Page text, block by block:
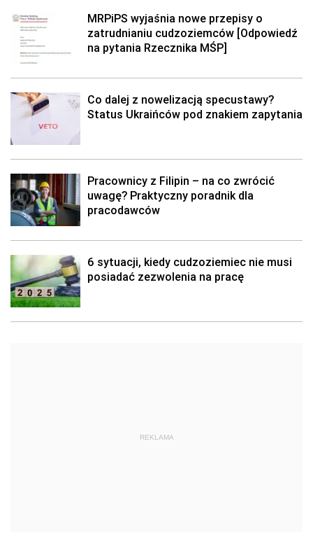
MRPiPS wyjaśnia nowe przepisy o
zatrudnianiu cudzoziemców [Odpowiedź
na pytania Rzecznika MŚP]
Co dalej z nowelizacją specustawy?
Status Ukraińców pod znakiem zapytania
Pracownicy z Filipin – na co zwrócić
uwagę? Praktyczny poradnik dla
pracodawców
6 sytuacji, kiedy cudzoziemiec nie musi
posiadać zezwolenia na pracę
REKLAMA